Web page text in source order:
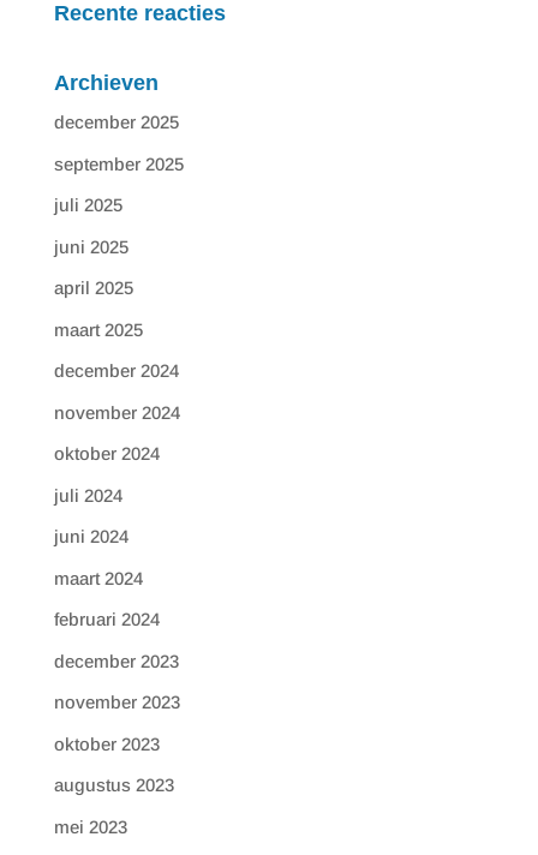
Recente reacties
Archieven
december 2025
september 2025
juli 2025
juni 2025
april 2025
maart 2025
december 2024
november 2024
oktober 2024
juli 2024
juni 2024
maart 2024
februari 2024
december 2023
november 2023
oktober 2023
augustus 2023
mei 2023